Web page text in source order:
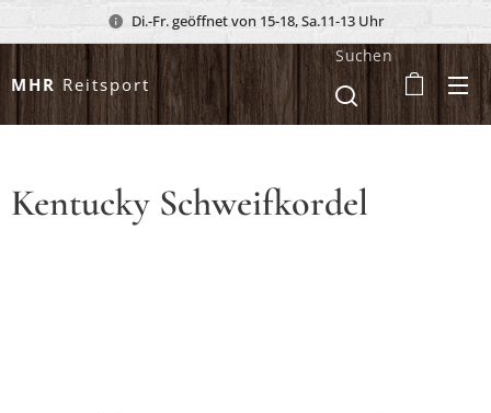
Di.-Fr. geöffnet von 15-18, Sa.11-13 Uhr
MHR Reitsport
Suchen
Kentucky Schweifkordel